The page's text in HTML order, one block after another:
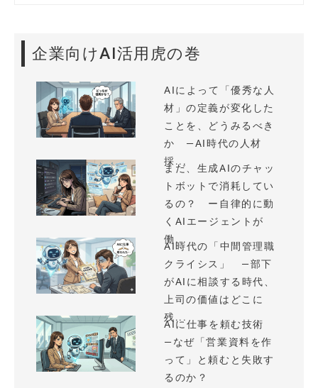
企業向けAI活用虎の巻
AIによって「優秀な人
材」の定義が変化した
ことを、どうみるべき
か —AI時代の人材
採...
まだ、生成AIのチャッ
トボットで消耗してい
るの？ ー自律的に動
くAIエージェントが
働...
AI時代の「中間管理職
クライシス」 —部下
がAIに相談する時代、
上司の価値はどこに
残...
AIに仕事を頼む技術
—なぜ「営業資料を作
って」と頼むと失敗す
るのか？